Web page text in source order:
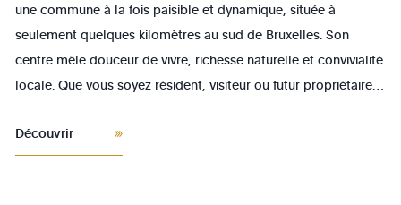
une commune à la fois paisible et dynamique, située à
seulement quelques kilomètres au sud de Bruxelles. Son
centre mêle douceur de vivre, richesse naturelle et convivialité
locale. Que vous soyez résident, visiteur ou futur propriétaire,
petits trésors à découvrir.
Découvrir